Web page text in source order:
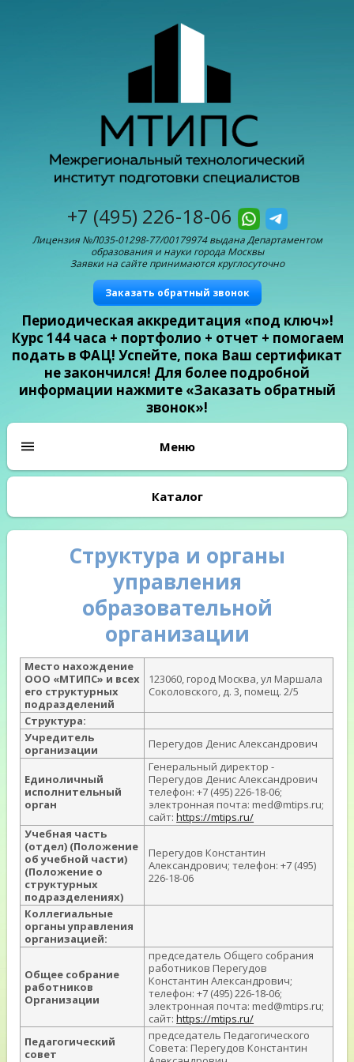
+7 (495) 226-18-06
Лицензия №Л035-01298-77/00179974 выдана Департаментом
образования и науки города Москвы
Заявки на сайте принимаются круглосуточно
Заказать обратный звонок
Периодическая аккредитация «под ключ»!
Курс 144 часа + портфолио + отчет + помогаем
подать в ФАЦ! Успейте, пока Ваш сертификат
не закончился! Для более подробной
информации нажмите «Заказать обратный
звонок»!
Каталог
Структура и органы
управления
образовательной
организации
Место нахождение
ООО «МТИПС» и всех
его структурных
подразделений
123060, город Москва, ул Маршала
Соколовского, д. 3, помещ. 2/5
Структура:
Учредитель
организации
Перегудов Денис Александрович
Единоличный
исполнительный
орган
Генеральный директор -
Перегудов Денис Александрович
телефон: +7 (495) 226-18-06;
электронная почта: med@mtips.ru;
сайт:https://mtips.ru/
Учебная часть
(отдел) (Положение
об учебной части)
(Положение о
структурных
подразделениях)
Перегудов Константин
Александрович; телефон: +7 (495)
226-18-06
Коллегиальные
органы управления
организацией:
Общее собрание
работников
Организации
председатель Общего собрания
работников Перегудов
Константин Александрович;
телефон: +7 (495) 226-18-06;
электронная почта: med@mtips.ru;
сайт:https://mtips.ru/
Педагогический
совет
председатель Педагогического
Совета: Перегудов Константин